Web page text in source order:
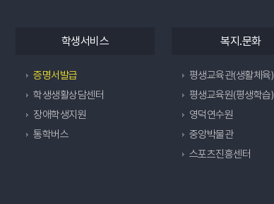
학생서비스
증명서발급
학생생활상담센터
장애학생지원
통학버스
복지.문화
평생교육관(생활체육)
평생교육원(평생학습)
영덕연수원
중앙박물관
스포츠진흥센터